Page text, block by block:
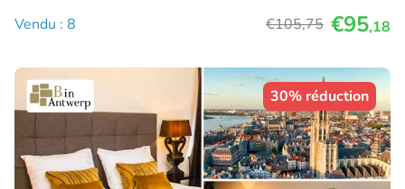
Vendu : 8
€105,75 €95,18
30% réduction